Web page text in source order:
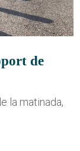
de
la matinada,